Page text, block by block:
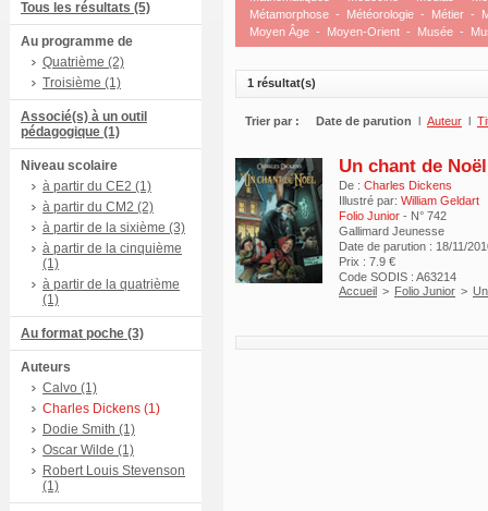
Tous les résultats (5)
Au programme de
Quatrième (2)
Troisième (1)
Associé(s) à un outil
pédagogique (1)
Niveau scolaire
à partir du CE2 (1)
à partir du CM2 (2)
à partir de la sixième (3)
à partir de la cinquième
(1)
à partir de la quatrième
(1)
Au format poche (3)
Auteurs
Calvo (1)
Charles Dickens (1)
Dodie Smith (1)
Oscar Wilde (1)
Robert Louis Stevenson
(1)
Métamorphose - Météorologie - Métier -
Moyen Âge - Moyen-Orient - Musée -
1 résultat(s)
Trier par : Date de parution l Auteur l
Un chant de Noël
De : Charles Dickens
Illustré par: William Geldart
Folio Junior - N° 742
Gallimard Jeunesse
Date de parution : 18/11/
Prix : 7.9 €
Code SODIS : A63214
Accueil > Folio Junior >